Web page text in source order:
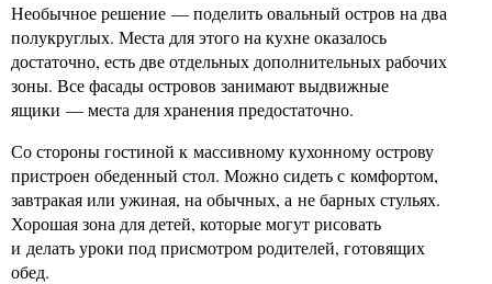
Необычное решение — поделить овальный остров на два
полукруглых. Места для этого на кухне оказалось
достаточно, есть две отдельных дополнительных рабочих
зоны. Все фасады островов занимают выдвижные
ящики — места для хранения предостаточно.
Со стороны гостиной к массивному кухонному острову
пристроен обеденный стол. Можно сидеть с комфортом,
завтракая или ужиная, на обычных, а не барных стульях.
Хорошая зона для детей, которые могут рисовать
и делать уроки под присмотром родителей, готовящих
обед.